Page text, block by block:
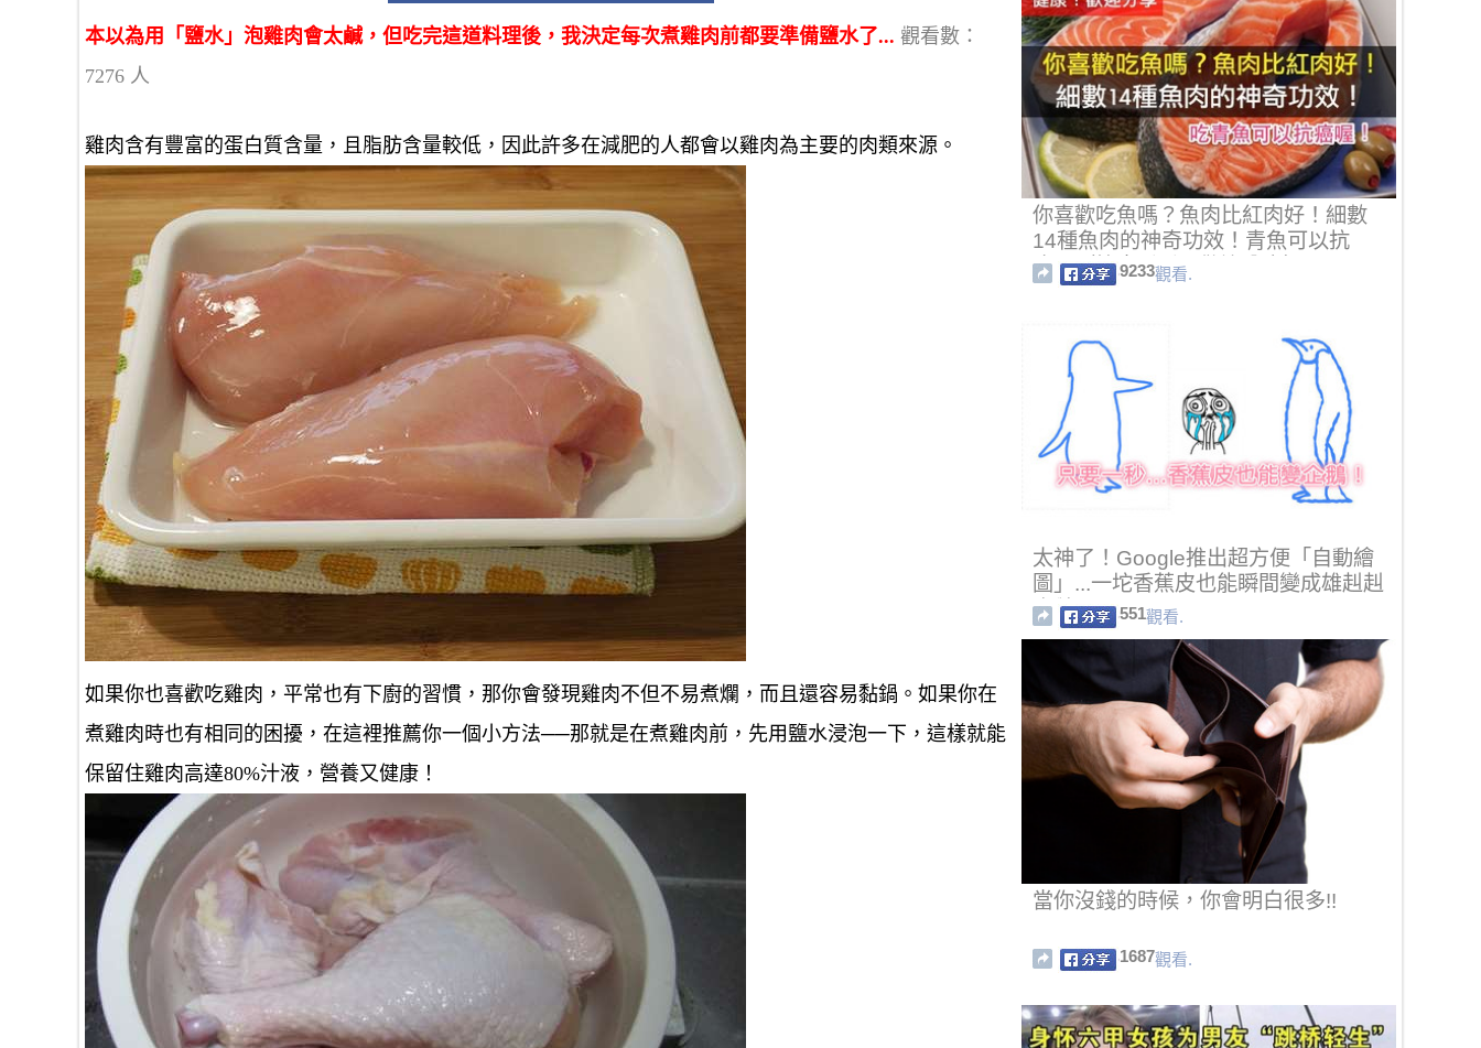
本以為用「鹽水」泡雞肉會太鹹，但吃完這道料理後，我決定每次煮雞肉前都要準備鹽水了... 觀看數：
7276 人
雞肉含有豐富的蛋白質含量，且脂肪含量較低，因此許多在減肥的人都會以雞肉為主要的肉類來源。
如果你也喜歡吃雞肉，平常也有下廚的習慣，那你會發現雞肉不但不易煮爛，而且還容易黏鍋。如果你在
煮雞肉時也有相同的困擾，在這裡推薦你一個小方法──那就是在煮雞肉前，先用鹽水浸泡一下，這樣就能
保留住雞肉高達80%汁液，營養又健康！
你喜歡吃魚嗎？魚肉比紅肉好！細數
14種魚肉的神奇功效！青魚可以抗
癌！（快來看看，歡迎分享）
9233觀看.
太神了！Google推出超方便「自動繪
圖」...一坨香蕉皮也能瞬間變成雄赳赳
企鵝！
551觀看.
當你沒錢的時候，你會明白很多!!
1687觀看.